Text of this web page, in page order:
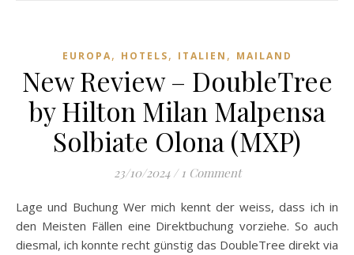
EUROPA, HOTELS, ITALIEN , MAILAND
New Review – DoubleTree
by Hilton Milan Malpensa
Solbiate Olona (MXP)
23/10/2024 / 1 Comment
Lage und Buchung Wer mich kennt der weiss, dass ich in
den Meisten Fällen eine Direktbuchung vorziehe. So auch
diesmal, ich konnte recht günstig das DoubleTree direkt via